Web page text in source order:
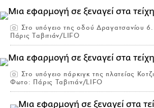
Στο υπόγειο της οδού Δραγατσανίου
Πάρις Ταβιτιάν/LIFO
Στο υπόγειο πάρκιγκ της πλατείας
Φωτο: Πάρις Ταβιτιάν/LIFO